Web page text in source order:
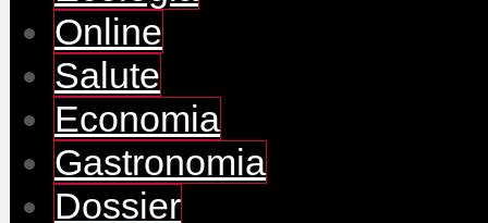
Online
Salute
Economia
Gastronomia
Dossier